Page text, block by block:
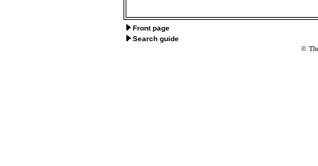
Front page
Search guide
©